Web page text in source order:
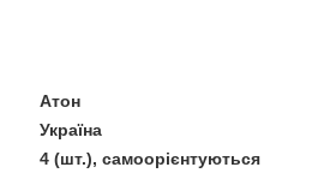
Атон
Україна
4 (шт.), самоорієнтуються